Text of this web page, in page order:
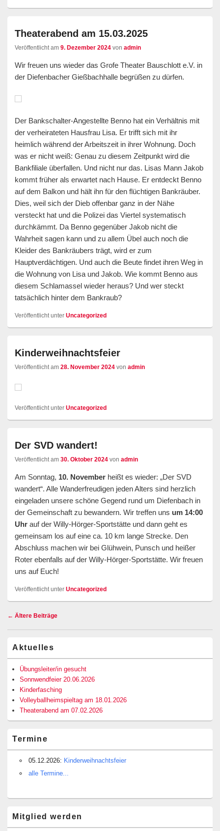
Theaterabend am 15.03.2025
Veröffentlicht am 9. Dezember 2024 von admin
Wir freuen uns wieder das Grofe Theater Bauschlott e.V. in
der Diefenbacher Gießbachhalle begrüßen zu dürfen.
Der Bankschalter-Angestellte Benno hat ein Verhältnis mit
der verheirateten Hausfrau Lisa. Er trifft sich mit ihr
heimlich während der Arbeitszeit in ihrer Wohnung. Doch
was er nicht weiß: Genau zu diesem Zeitpunkt wird die
Bankfiliale überfallen. Und nicht nur das. Lisas Mann Jakob
kommt früher als erwartet nach Hause. Er entdeckt Benno
auf dem Balkon und hält ihn für den flüchtigen Bankräuber.
Dies, weil sich der Dieb offenbar ganz in der Nähe
versteckt hat und die Polizei das Viertel systematisch
durchkämmt. Da Benno gegenüber Jakob nicht die
Wahrheit sagen kann und zu allem Übel auch noch die
Kleider des Bankräubers trägt, wird er zum
Hauptverdächtigen. Und auch die Beute findet ihren Weg in
die Wohnung von Lisa und Jakob. Wie kommt Benno aus
diesem Schlamassel wieder heraus? Und wer steckt
tatsächlich hinter dem Bankraub?
Veröffentlicht unter Uncategorized
Kinderweihnachtsfeier
Veröffentlicht am 28. November 2024 von admin
Veröffentlicht unter Uncategorized
Der SVD wandert!
Veröffentlicht am 30. Oktober 2024 von admin
Am Sonntag, 10. November heißt es wieder: „Der SVD
wandert“. Alle Wanderfreudigen jeden Alters sind herzlich
eingeladen unsere schöne Gegend rund um Diefenbach in
der Gemeinschaft zu bewandern. Wir treffen uns um 14:00
Uhr auf der Willy-Hörger-Sportstätte und dann geht es
gemeinsam los auf eine ca. 10 km lange Strecke. Den
Abschluss machen wir bei Glühwein, Punsch und heißer
Roter ebenfalls auf der Willy-Hörger-Sportstätte. Wir freuen
uns auf Euch!
Veröffentlicht unter Uncategorized
Beitragsnavigation
← Ältere Beiträge
Seitenleisten-
Widgetbereich
Aktuelles
Übungsleiter/in gesucht
Sonnwendfeier 20.06.2026
Kinderfasching
Volleyballheimspieltag am 18.01.2026
Theaterabend am 07.02.2026
Termine
05.12.2026: Kinderweihnachtsfeier
alle Termine...
Mitglied werden